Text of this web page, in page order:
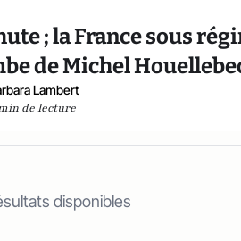
; la France sous
de Michel
Lambert
de lecture
disponibles